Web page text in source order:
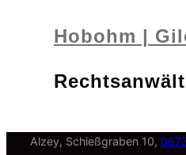
Hobohm |
Alzey, Schießgraben 10,